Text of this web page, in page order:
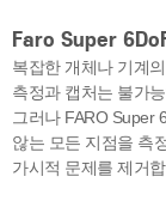
Faro Super
복잡한 개체나 기계
측정과 캡처는 불가
그러나 FARO Super
않는 모든 지점을 측
가시적 문제를 제거